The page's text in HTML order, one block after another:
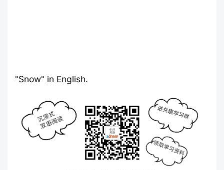
"Snow" in English.